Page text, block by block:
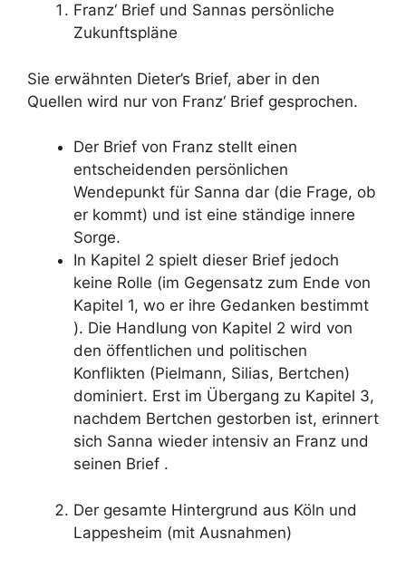
Franz‘ Brief und Sannas persönliche
Zukunftspläne
Sie erwähnten Dieter’s Brief, aber in den
Quellen wird nur von Franz‘ Brief gesprochen.
Der Brief von Franz stellt einen
entscheidenden persönlichen
Wendepunkt für Sanna dar (die Frage, ob
er kommt) und ist eine ständige innere
Sorge.
In Kapitel 2 spielt dieser Brief jedoch
keine Rolle (im Gegensatz zum Ende von
Kapitel 1, wo er ihre Gedanken bestimmt
). Die Handlung von Kapitel 2 wird von
den öffentlichen und politischen
Konflikten (Pielmann, Silias, Bertchen)
dominiert. Erst im Übergang zu Kapitel 3,
nachdem Bertchen gestorben ist, erinnert
sich Sanna wieder intensiv an Franz und
seinen Brief .
Der gesamte Hintergrund aus Köln und
Lappesheim (mit Ausnahmen)